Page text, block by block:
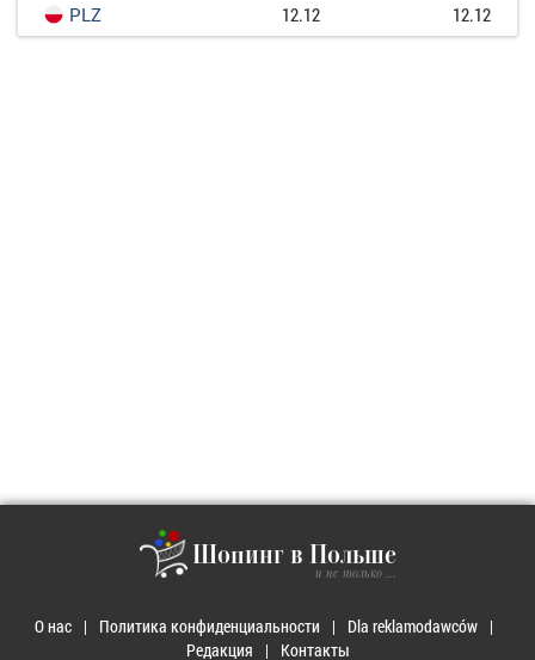
PLZ
12.12 12.12
Шопинг в Польше
и не только ...
О нас Политика конфиденциальности
Dla reklamodawców
Редакция
Контакты